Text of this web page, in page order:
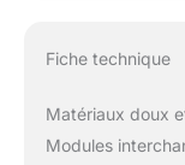
Fiche technique
Matériaux doux
Modules